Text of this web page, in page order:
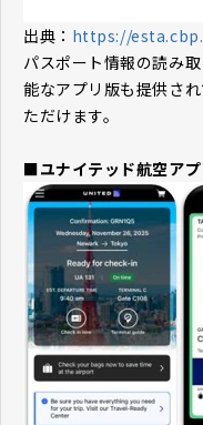
出典： https://
パスポート情報の読み
能なアプリ版も提供さ
ただけます。
■ユナイテッド航空アプ